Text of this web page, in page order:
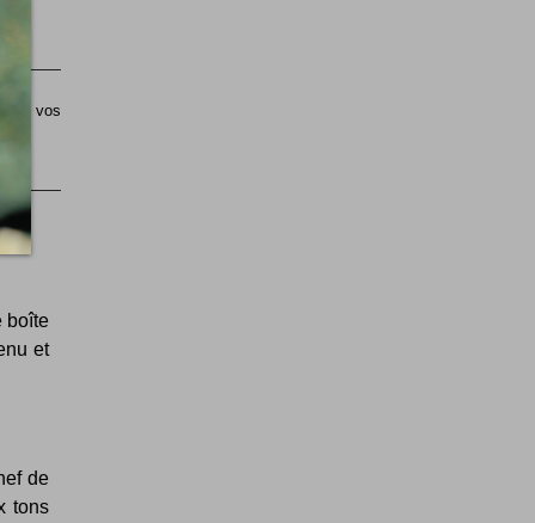
vos
boîte
et
de
tons